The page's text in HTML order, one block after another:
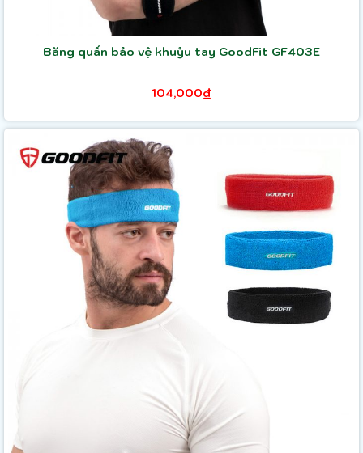
Băng quấn bảo vệ khuỷu tay GoodFit GF403E
104,000₫